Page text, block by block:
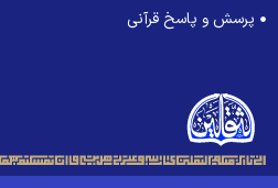
پرسش و پاسخ قرآنی